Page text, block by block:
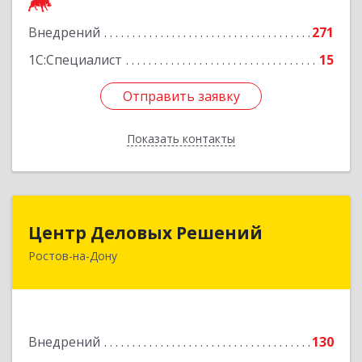
Внедрений
271
1С:Специалист
15
Отправить заявку
Показать контакты
Отправить заявку
Назад
Центр Деловых Решений
Ростов-на-Дону
Внедрений
130
Центр Деловых Решений
344029, Ростовская обл, Ростов-на-Дону г,